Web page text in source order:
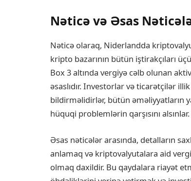
Nəticə və Əsas
Nəticə olaraq, Niderlandda
kripto bazarının bütün iştirakçıları
Box 3 altında vergiyə cəlb olunan
əsaslıdır. Investorlar və ticarətçilər
bildirməlidirlər, bütün əməliyyatların
hüquqi problemlərin qarşısını alsınlar.
Əsas nəticələr arasında, detalların
anlamaq və kriptovalyutalara aid
olmaq daxildir. Bu qaydalara riayət